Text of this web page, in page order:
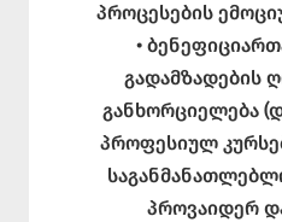
პროცესების
•
გადამზადების
განხორციელება
პროფესიულ
პროვაიდერ